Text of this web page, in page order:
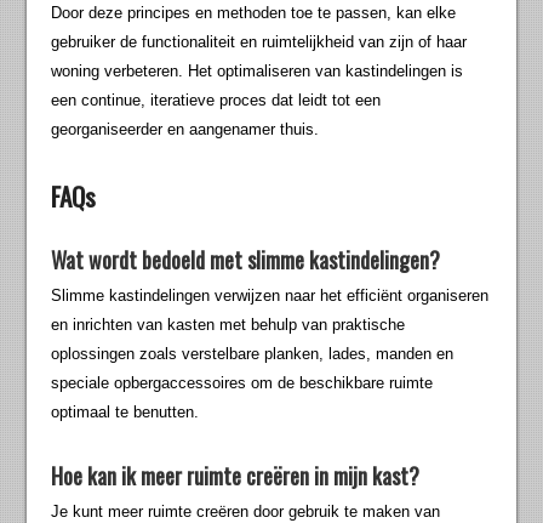
Door deze principes en methoden toe te passen, kan elke
gebruiker de functionaliteit en ruimtelijkheid van zijn of haar
woning verbeteren. Het optimaliseren van kastindelingen is
een continue, iteratieve proces dat leidt tot een
georganiseerder en aangenamer thuis.
FAQs
Wat wordt bedoeld met slimme kastindelingen?
Slimme kastindelingen verwijzen naar het efficiënt organiseren
en inrichten van kasten met behulp van praktische
oplossingen zoals verstelbare planken, lades, manden en
speciale opbergaccessoires om de beschikbare ruimte
optimaal te benutten.
Hoe kan ik meer ruimte creëren in mijn kast?
Je kunt meer ruimte creëren door gebruik te maken van